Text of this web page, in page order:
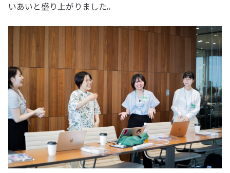
いあいと盛り上がりました。